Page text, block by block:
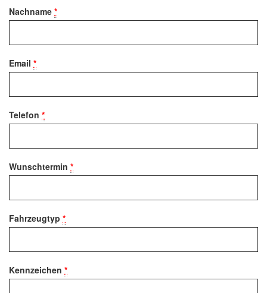
Nachname *
Email *
Telefon *
Wunschtermin *
Fahrzeugtyp *
Kennzeichen *